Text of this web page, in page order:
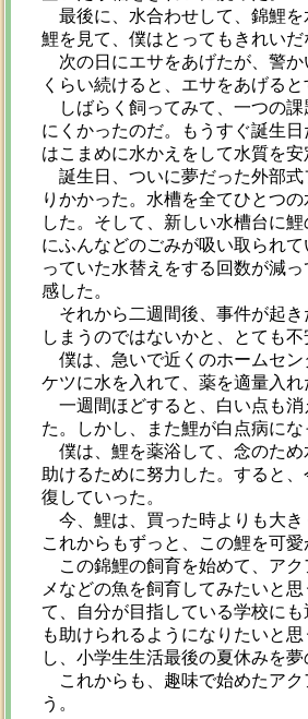
最後に、水合わせして、錦鯉を
鯉を見て、僕はとってもきれいだ
次の日にエサをあげたが、警か
くらい続けると、エサをあげる
しばらく飼ってみて、一つの課
にくかったのだ。もうすぐ誕生
はこまめに水かえをして水質を安
誕生日、ついに夢だった外部式
りかかった。水槽を全てひとつ
した。そして、新しい水槽台に
にふんなどのごみが吸い取られ
っていた水替えをする回数が減
感した。
それから二週間後、事件が起き
しまうのではないかと、とても不
僕は、急いで近くのホームセン
ケツに水を入れて、薬を適量入
一週間ほどすると、白い点も消
た。しかし、また鯉が白点病にな
僕は、鯉を薬浴して、念のため
助けるために努力した。すると
復していった。
今、鯉は、買った時よりも大き
これからもずっと、この鯉を可愛
この錦鯉の飼育を始めて、アク
メなどの魚を飼育してみたいと
て、自分が目指している学校に
も助けられるようになりたいと
し、小学生生活最後の夏休みを
これからも、趣味で始めたアク
う。